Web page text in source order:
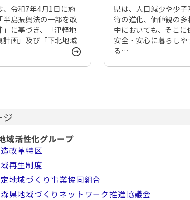
、令和7年4月1日に施
半島振興法の一部を改
」に基づき、「津軽地
計画」及び「下北地域
県は、人口減少や少子
術の進化、価値観の多
中においても、そこに
安全・安心に暮らしや
る…
ジ
域活性化グループ
改革特区
再生制度
地域づくり事業協同組合
県地域づくりネットワーク推進協議会